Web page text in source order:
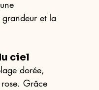
et la
ciel
dorée,
Grâce